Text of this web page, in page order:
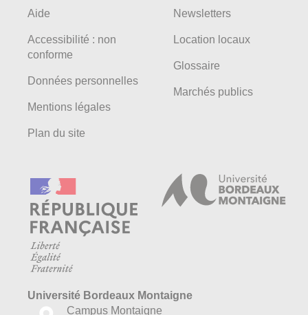
Aide
Accessibilité : non
conforme
Données personnelles
Mentions légales
Plan du site
Newsletters
Location locaux
Glossaire
Marchés publics
Université Bordeaux Montaigne
Campus Montaigne